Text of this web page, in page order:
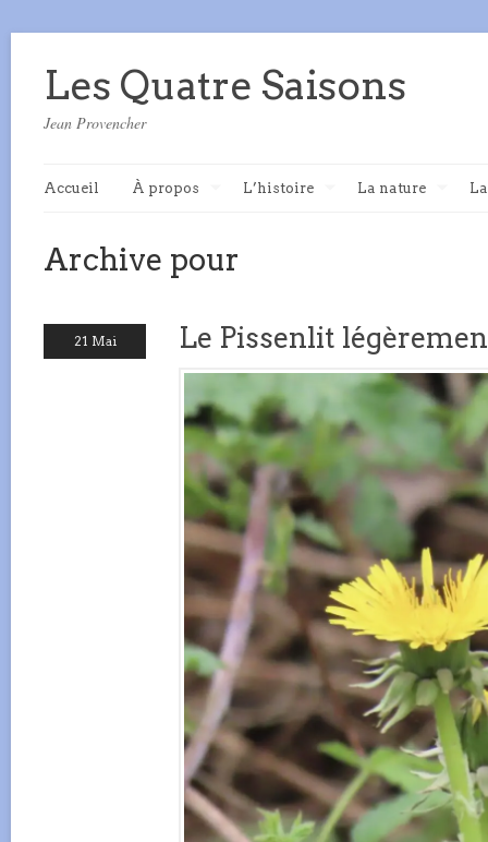
Les Quatre Saisons
Jean Provencher
Accueil À propos L’histoire La nature
Archive pour
21 Mai Le Pissenlit